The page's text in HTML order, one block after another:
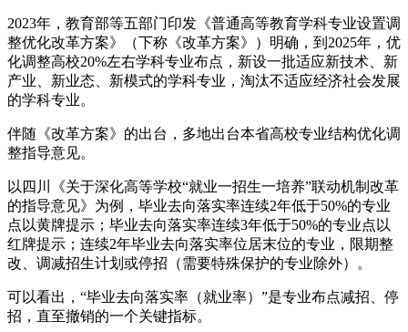
2023年，教育部等五部门印发《普通高等教育学科专业设置调
整优化改革方案》（下称《改革方案》）明确，到2025年，优
化调整高校20%左右学科专业布点，新设一批适应新技术、新
产业、新业态、新模式的学科专业，淘汰不适应经济社会发展
的学科专业。
伴随《改革方案》的出台，多地出台本省高校专业结构优化调
整指导意见。
以四川《关于深化高等学校“就业一招生一培养”联动机制改革
的指导意见》为例，毕业去向落实率连续2年低于50%的专业
点以黄牌提示；毕业去向落实率连续3年低于50%的专业点以
红牌提示；连续2年毕业去向落实率位居末位的专业，限期整
改、调减招生计划或停招（需要特殊保护的专业除外）。
可以看出，“毕业去向落实率（就业率）”是专业布点减招、停
招，直至撤销的一个关键指标。